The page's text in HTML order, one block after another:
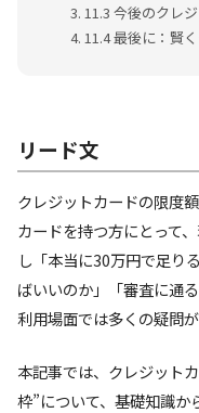
11.3 今後のクレ
11.4 最後に：賢
リード文
クレジットカードの限度
カードを持つ方にとって
し「本当に30万円で足り
ばいいのか」「審査に通
利用場面では多くの疑問が
本記事では、クレジット
枠”について、基礎知識か